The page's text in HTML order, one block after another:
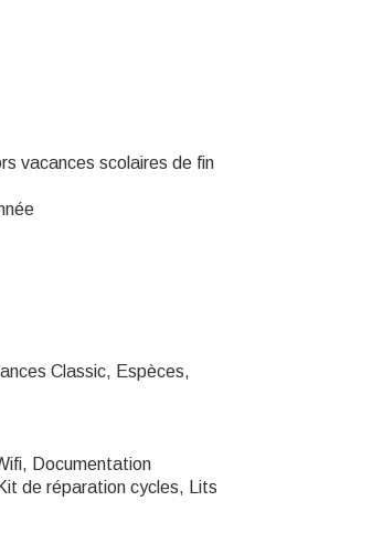
vacances scolaires de fin
Classic, Espèces,
Documentation
de réparation cycles, Lits